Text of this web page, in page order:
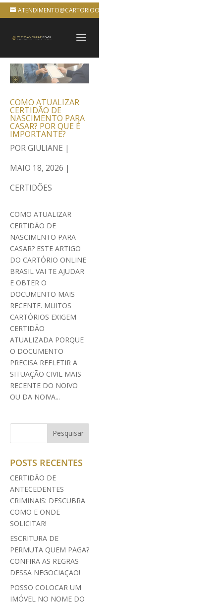
ATENDIMENTO@CARTORIOONLINEBRASIL.COM.BR
COMO ATUALIZAR
CERTIDÃO DE
NASCIMENTO PARA
CASAR? POR QUE É
IMPORTANTE?
PORGIULIANE |
MAIO 18, 2026 |
CERTIDÕES
COMO ATUALIZAR
CERTIDÃO DE
NASCIMENTO PARA
CASAR? ESTE ARTIGO
DO CARTÓRIO ONLINE
BRASIL VAI TE AJUDAR
E OBTER O
DOCUMENTO MAIS
RECENTE. MUITOS
CARTÓRIOS EXIGEM
CERTIDÃO
ATUALIZADA PORQUE
O DOCUMENTO
PRECISA REFLETIR A
SITUAÇÃO CIVIL MAIS
RECENTE DO NOIVO
OU DA NOIVA...
POSTS RECENTES
CERTIDÃO DE
ANTECEDENTES
CRIMINAIS: DESCUBRA
COMO E ONDE
SOLICITAR!
ESCRITURA DE
PERMUTA QUEM PAGA?
CONFIRA AS REGRAS
DESSA NEGOCIAÇÃO!
POSSO COLOCAR UM
IMÓVEL NO NOME DO